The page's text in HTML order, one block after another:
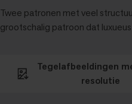
Twee patronen met veel
grootschalig patroon dat
Tegelafbeeldingen
resolutie